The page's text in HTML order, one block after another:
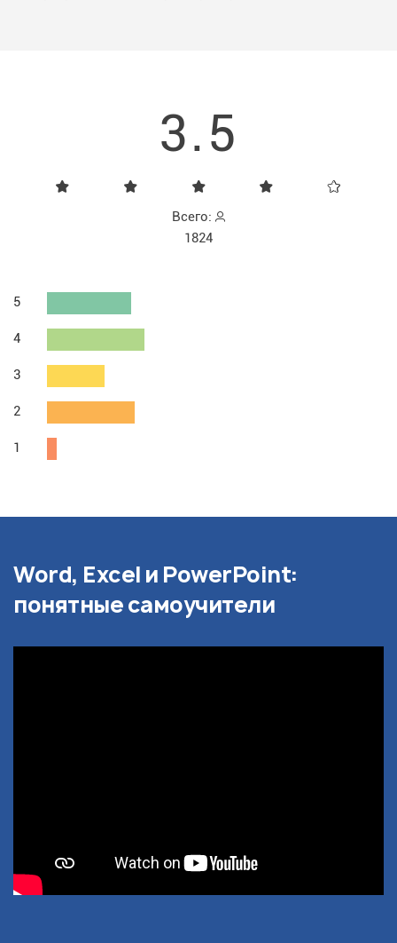
3.5
Всего:
1824
5
4
3
2
1
Word, Excel и PowerPoint:
понятные самоучители